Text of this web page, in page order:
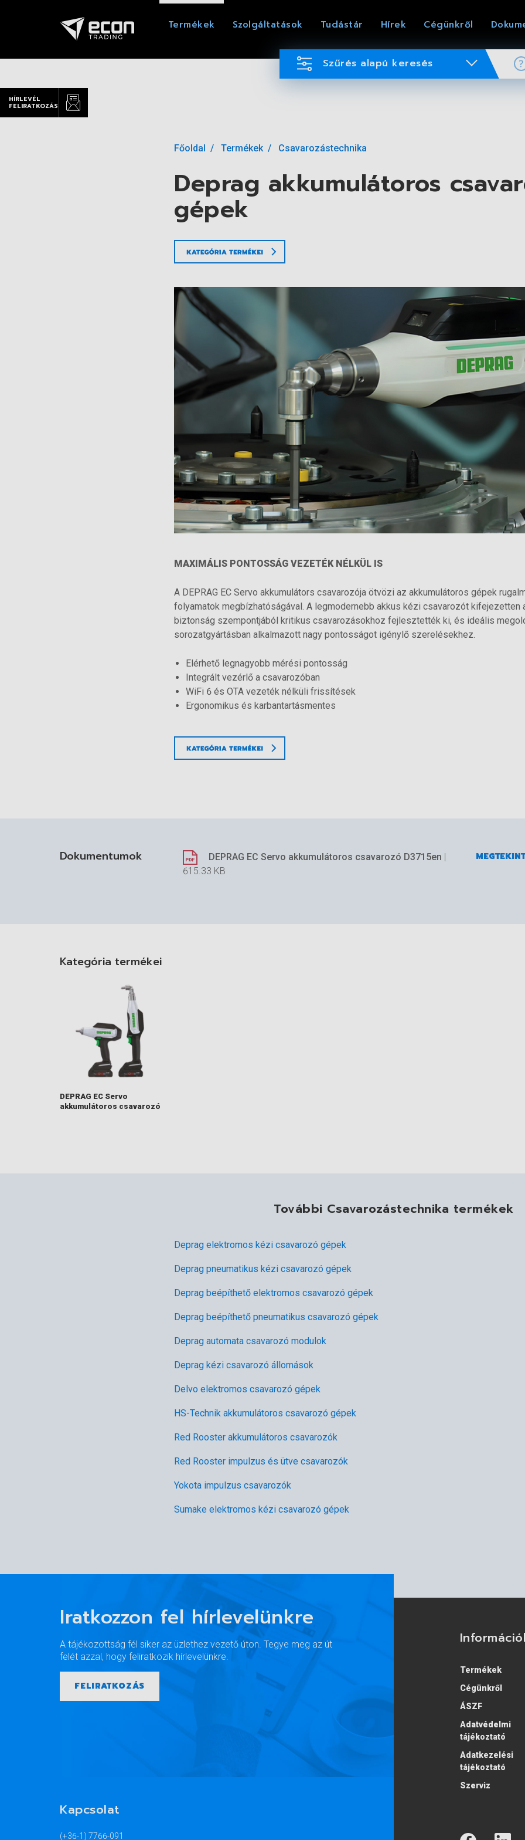
Termékek Szolgáltatások Tudástár Hírek Cégünkről
Szűrés alapú keresés
HÍRLEVÉL
FELIRATKOZÁS
Főoldal Termékek Csavarozástechnika
Deprag akkumulátoros
gépek
MAXIMÁLIS PONTOSSÁG VEZETÉK NÉLKÜL IS
A DEPRAG EC Servo akkumulátors csavarozója ötvözi az akkumulátoros gépek
folyamatok megbízhatóságával. A legmodernebb akkus kézi csavarozót kifejezetten
biztonság szempontjából kritikus csavarozásokhoz fejlesztették ki, és ideális
sorozatgyártásban alkalmazott nagy pontosságot igénylő szerelésekhez.
Elérhető legnagyobb mérési pontosság
Integrált vezérlő a csavarozóban
WiFi 6 és OTA vezeték nélküli frissítések
Ergonomikus és karbantartásmentes
Dokumentumok DEPRAG EC Servo akkumulátoros csavarozó D3715en |
615.33 KB
Kategória termékei
DEPRAG EC Servo
akkumulátoros csavarozó
További Csavarozástechnika termékek
Deprag elektromos kézi csavarozó gépek
Deprag pneumatikus kézi csavarozó gépek
Deprag beépíthető elektromos csavarozó gépek
Deprag beépíthető pneumatikus csavarozó gépek
Deprag automata csavarozó modulok
Deprag kézi csavarozó állomások
Delvo elektromos csavarozó gépek
HS-Technik akkumulátoros csavarozó gépek
Red Rooster akkumulátoros csavarozók
Red Rooster impulzus és ütve csavarozók
Yokota impulzus csavarozók
Sumake elektromos kézi csavarozó gépek
Iratkozzon fel hírlevelünkre
A tájékozottság fél siker az üzlethez vezető úton. Tegye meg az út
felét azzal, hogy feliratkozik hírlevelünkre.
FELIRATKOZÁS
Kapcsolat
(+36-1) 7766-091
Termékek
Cégünkről
ÁSZF
Adatvédelmi
tájékoztató
Adatkezelési
tájékoztató
Szerviz